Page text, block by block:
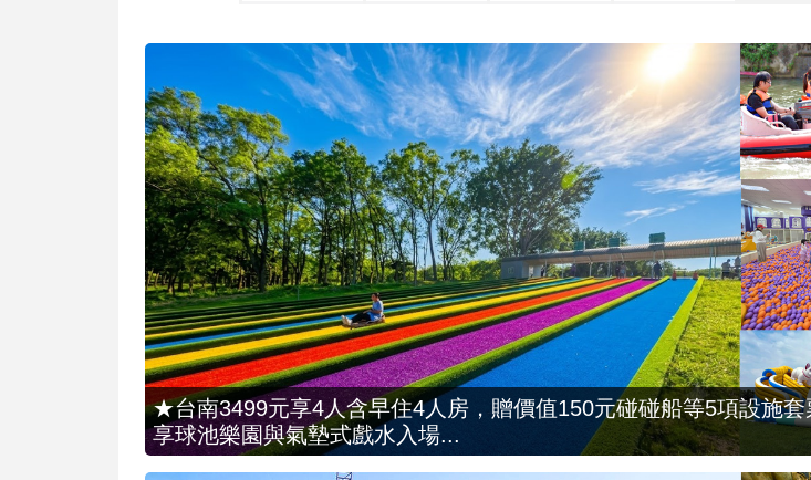
★台南3499元享4人含早住4人房，贈價值150元碰碰船等5項設施
享球池樂園與氣墊式戲水入場...